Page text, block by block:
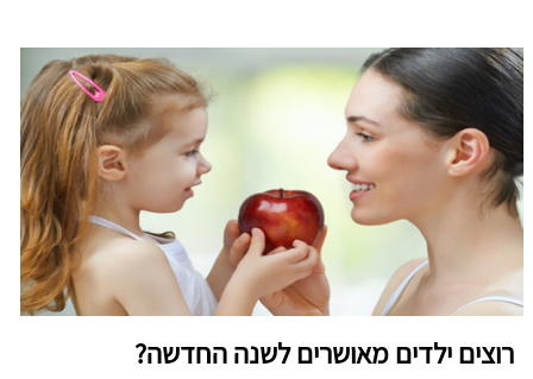
רוצים ילדים מאושרים לשנה החדשה?